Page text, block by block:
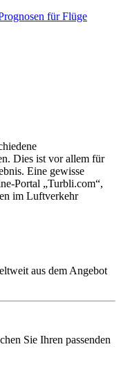
für Flüge
Dies ist vor allem für
Eine gewisse
Portal „Turbli.com“,
im Luftverkehr
aus dem Angebot
Sie Ihren passenden